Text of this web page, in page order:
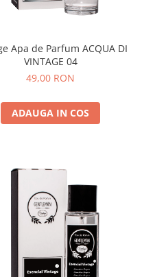
Apa de Parfum ACQUA DI
VINTAGE 04
49,00 RON
ADAUGA IN COS